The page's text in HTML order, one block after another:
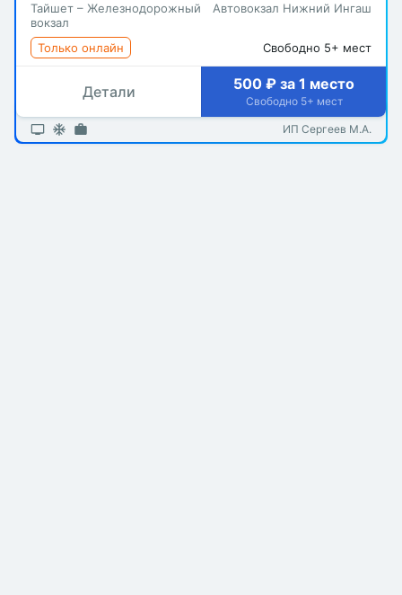
Тайшет – Железнодорожный
вокзал
Автовокзал Нижний Ингаш
Только онлайн Свободно 5+ мест
Детали 500 ₽ за 1 место
Свободно 5+ мест
ИП Сергеев М.А.